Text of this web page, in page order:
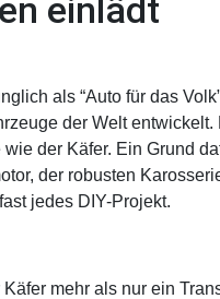
einlädt
als “Auto für das
der Welt
der Käfer. Ein Grund
der robusten
jedes DIY-Projekt.
mehr als nur ein